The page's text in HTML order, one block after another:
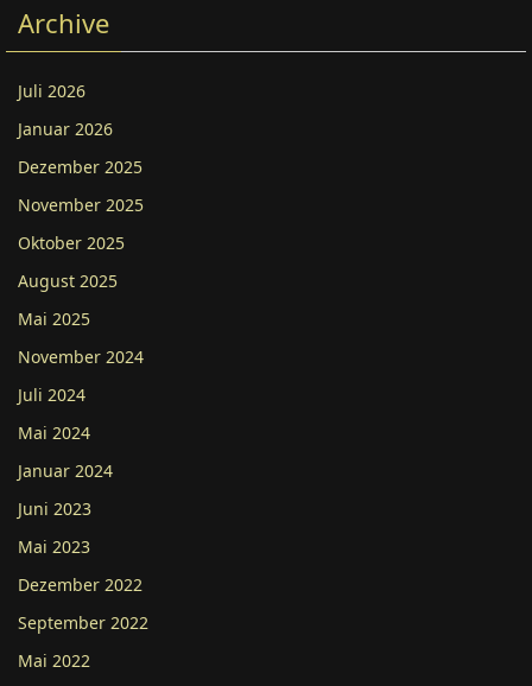
Archive
Juli 2026
Januar 2026
Dezember 2025
November 2025
Oktober 2025
August 2025
Mai 2025
November 2024
Juli 2024
Mai 2024
Januar 2024
Juni 2023
Mai 2023
Dezember 2022
September 2022
Mai 2022